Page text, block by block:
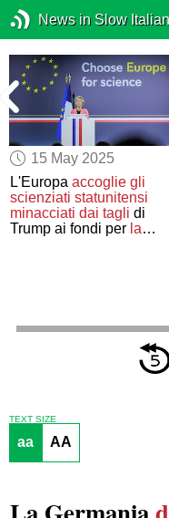
News in Slow Italian
15 May 2025
L'Europaaccoglie gli
scienziati statunitensi
minacciati dai tagli di
Trump ai fondi per la
TEXT SIZE
aa AA